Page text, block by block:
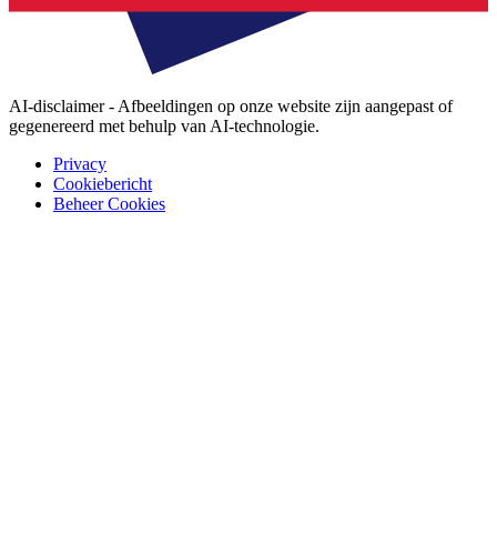
AI-disclaimer - Afbeeldingen op onze website zijn aangepast of
gegenereerd met behulp van AI-technologie.
Privacy
Cookiebericht
Beheer Cookies